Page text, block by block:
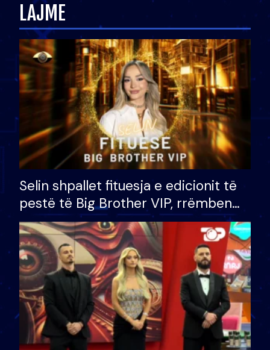
LAJME
Selin shpallet fituesja e edicionit të
pestë të Big Brother VIP, rrëmben
çmimin e madh prej 100 mijë eurosh